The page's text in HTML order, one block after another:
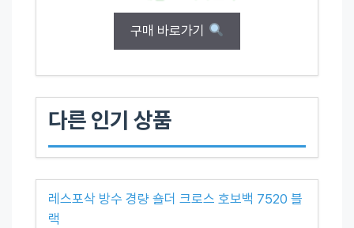
구매 바로가기
다른 인기 상품
레스포삭 방수 경량 숄더 크로스 호보백 7520 블
랙